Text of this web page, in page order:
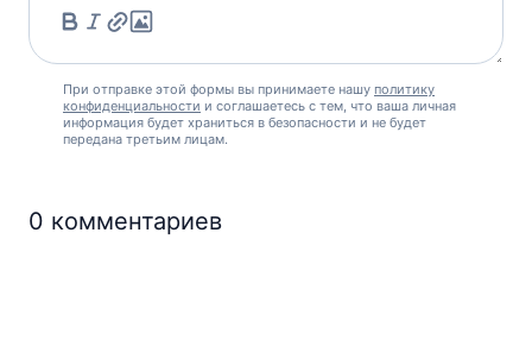
При отправке этой формы вы принимаете нашу политику
конфиденциальности и соглашаетесь с тем, что ваша личная
информация будет храниться в безопасности и не будет
передана третьим лицам.
0 комментариев